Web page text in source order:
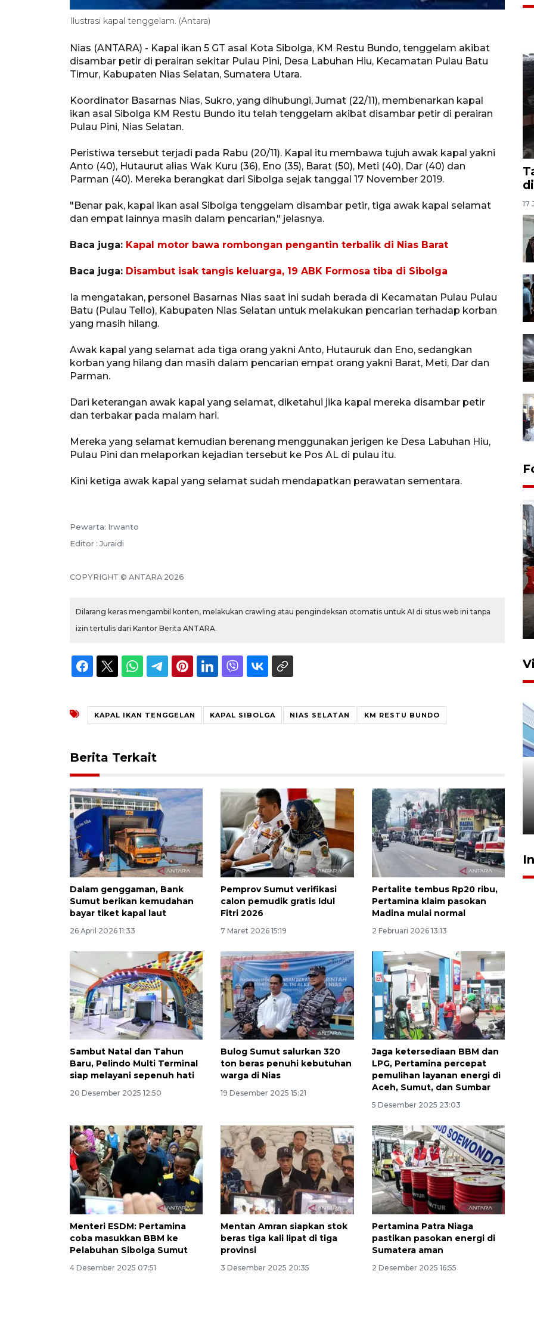
Ilustrasi kapal tenggelam. (Antara)
Nias (ANTARA) - Kapal ikan 5 GT asal Kota Sibolga, KM Restu Bundo, tenggelam akibat
disambar petir di perairan sekitar Pulau Pini, Desa Labuhan Hiu, Kecamatan Pulau Batu
Timur, Kabupaten Nias Selatan, Sumatera Utara.
Koordinator Basarnas Nias, Sukro, yang dihubungi, Jumat (22/11), membenarkan kapal
ikan asal Sibolga KM Restu Bundo itu telah tenggelam akibat disambar petir di perairan
Pulau Pini, Nias Selatan.
Peristiwa tersebut terjadi pada Rabu (20/11). Kapal itu membawa tujuh awak kapal yakni
Anto (40), Hutaurut alias Wak Kuru (36), Eno (35), Barat (50), Meti (40), Dar (40) dan
Parman (40). Mereka berangkat dari Sibolga sejak tanggal 17 November 2019.
"Benar pak, kapal ikan asal Sibolga tenggelam disambar petir, tiga awak kapal selamat
dan empat lainnya masih dalam pencarian," jelasnya.
Baca juga: Kapal motor bawa rombongan pengantin terbalik di Nias Barat
Baca juga: Disambut isak tangis keluarga, 19 ABK Formosa tiba di Sibolga
Ia mengatakan, personel Basarnas Nias saat ini sudah berada di Kecamatan Pulau Pulau
Batu (Pulau Tello), Kabupaten Nias Selatan untuk melakukan pencarian terhadap korban
yang masih hilang.
Awak kapal yang selamat ada tiga orang yakni Anto, Hutauruk dan Eno, sedangkan
korban yang hilang dan masih dalam pencarian empat orang yakni Barat, Meti, Dar dan
Parman.
Dari keterangan awak kapal yang selamat, diketahui jika kapal mereka disambar petir
dan terbakar pada malam hari.
Mereka yang selamat kemudian berenang menggunakan jerigen ke Desa Labuhan Hiu,
Pulau Pini dan melaporkan kejadian tersebut ke Pos AL di pulau itu.
Kini ketiga awak kapal yang selamat sudah mendapatkan perawatan sementara.
Pewarta: Irwanto
Editor : Juraidi
COPYRIGHT © ANTARA 2026
Dilarang keras mengambil konten, melakukan crawling atau pengindeksan otomatis untuk AI di situs web ini tanpa
izin tertulis dari Kantor Berita ANTARA.
KAPAL IKAN TENGGELAN KAPAL SIBOLGA NIAS SELATAN KM RESTU BUNDO
Berita Terkait
Dalam genggaman, Bank
Sumut berikan kemudahan
bayar tiket kapal laut
26 April 2026 11:33
Pemprov Sumut verifikasi
calon pemudik gratis Idul
Fitri 2026
7 Maret 2026 15:19
Pertalite tembus Rp20 ribu,
Pertamina klaim pasokan
Madina mulai normal
2 Februari 2026 13:13
Sambut Natal dan Tahun
Baru, Pelindo Multi Terminal
siap melayani sepenuh hati
20 Desember 2025 12:50
Bulog Sumut salurkan 320
ton beras penuhi kebutuhan
warga di Nias
19 Desember 2025 15:21
Jaga ketersediaan BBM dan
LPG, Pertamina percepat
pemulihan layanan energi di
Aceh, Sumut, dan Sumbar
5 Desember 2025 23:03
Menteri ESDM: Pertamina
coba masukkan BBM ke
Pelabuhan Sibolga Sumut
4 Desember 2025 07:51
Mentan Amran siapkan stok
beras tiga kali lipat di tiga
provinsi
3 Desember 2025 20:35
Pertamina Patra Niaga
pastikan pasokan energi di
Sumatera aman
2 Desember 2025 16:55
17
Sumut
dokter tangani penyakit
jantung anak
23 Juli 2026 20:04
Memberantas kejahatan
jalanan Jakarta